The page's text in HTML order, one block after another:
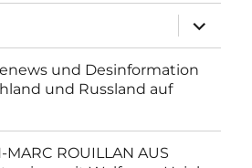
anzeigen
und Desinformation
und Russland auf
MARC ROUILLAN AUS